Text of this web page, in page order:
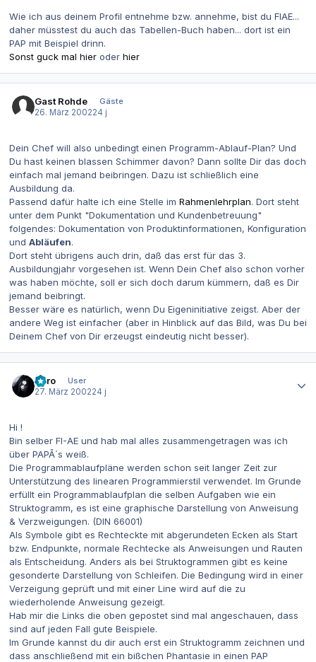
Wie ich aus deinem Profil entnehme bzw. annehme, bist du FIAE...
daher müsstest du auch das Tabellen-Buch haben... dort ist ein
PAP mit Beispiel drinn.
Sonst guck mal hier oder hier
Gast Rohde
Gäste
26. März 200224 j
Dein Chef will also unbedingt einen Programm-Ablauf-Plan? Und
Du hast keinen blassen Schimmer davon? Dann sollte Dir das doch
einfach mal jemand beibringen. Dazu ist schließlich eine
Ausbildung da.
Passend dafür halte ich eine Stelle im Rahmenlehrplan. Dort steht
unter dem Punkt "Dokumentation und Kundenbetreuung"
folgendes: Dokumentation von Produktinformationen, Konfiguration
und Abläufen.
Dort steht übrigens auch drin, daß das erst für das 3.
Ausbildungjahr vorgesehen ist. Wenn Dein Chef also schon vorher
was haben möchte, soll er sich doch darum kümmern, daß es Dir
jemand beibringt.
Besser wäre es natürlich, wenn Du Eigeninitiative zeigst. Aber der
andere Weg ist einfacher (aber in Hinblick auf das Bild, was Du bei
Deinem Chef von Dir erzeugst eindeutig nicht besser).
Boro
User
27. März 200224 j
Hi !
Bin selber FI-AE und hab mal alles zusammengetragen was ich
über PAPÂ´s weiß.
Die Programmablaufpläne werden schon seit langer Zeit zur
Unterstützung des linearen Programmierstil verwendet. Im Grunde
erfüllt ein Programmablaufplan die selben Aufgaben wie ein
Struktogramm, es ist eine graphische Darstellung von Anweisung
& Verzweigungen. (DIN 66001)
Als Symbole gibt es Rechteckte mit abgerundeten Ecken als Start
bzw. Endpunkte, normale Rechtecke als Anweisungen und Rauten
als Entscheidung. Anders als bei Struktogrammen gibt es keine
gesonderte Darstellung von Schleifen. Die Bedingung wird in einer
Verzeigung geprüft und mit einer Line wird auf die zu
wiederholende Anweisung gezeigt.
Hab mir die Links die oben gepostet sind mal angeschauen, dass
sind auf jeden Fall gute Beispiele.
Im Grunde kannst du dir auch erst ein Struktogramm zeichnen und
dass anschließend mit ein bißchen Phantasie in einen PAP